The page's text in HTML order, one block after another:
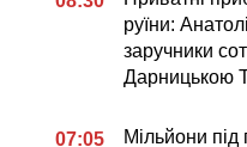
руїни:
заручники
Дарницькою
07:05
Мільйони під